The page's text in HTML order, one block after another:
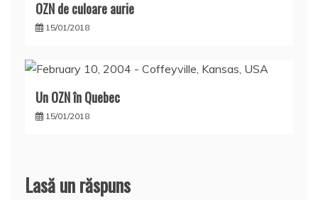
OZN de culoare aurie
15/01/2018
Un OZN în Quebec
15/01/2018
Lasă un răspuns